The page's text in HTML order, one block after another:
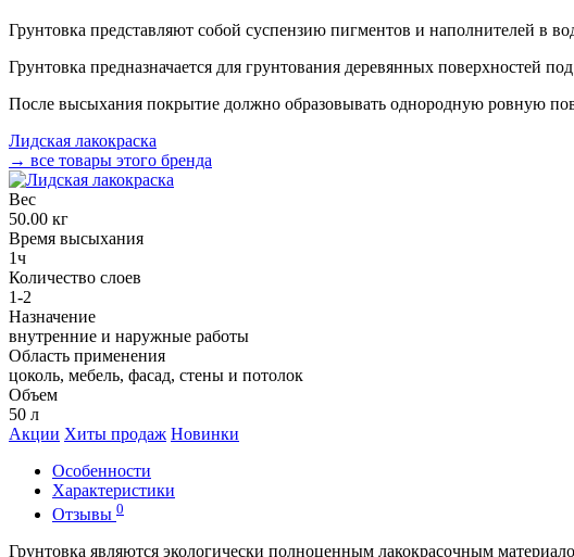
Грунтовка представляют собой суспензию пигментов и наполнителей в
Грунтовка предназначается для грунтования деревянных поверхностей
После высыхания покрытие должно образовывать однородную ровную
Лидская лакокраска
→ все товары этого бренда
Вес
50.00 кг
Время высыхания
1ч
Количество слоев
1-2
Назначение
внутренние и наружные работы
Область применения
цоколь, мебель, фасад, стены и потолок
Объем
50 л
Акции Хиты продаж Новинки
Особенности
Характеристики
Отзывы 0
Грунтовка являются экологически полноценным лакокрасочным